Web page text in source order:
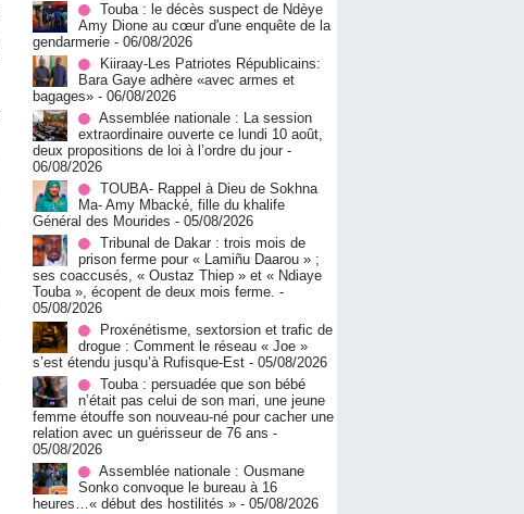
Touba : le décès suspect de Ndèye
Amy Dione au cœur d'une enquête de la
gendarmerie - 06/08/2026
Kiiraay-Les Patriotes Républicains:
Bara Gaye adhère «avec armes et
bagages» - 06/08/2026
Assemblée nationale : La session
extraordinaire ouverte ce lundi 10 août,
deux propositions de loi à l’ordre du jour -
06/08/2026
TOUBA- Rappel à Dieu de Sokhna
Ma- Amy Mbacké, fille du khalife
Général des Mourides - 05/08/2026
Tribunal de Dakar : trois mois de
prison ferme pour « Lamiñu Daarou » ;
ses coaccusés, « Oustaz Thiep » et « Ndiaye
Touba », écopent de deux mois ferme. -
05/08/2026
Proxénétisme, sextorsion et trafic de
drogue : Comment le réseau « Joe »
s’est étendu jusqu’à Rufisque-Est - 05/08/2026
Touba : persuadée que son bébé
n’était pas celui de son mari, une jeune
femme étouffe son nouveau-né pour cacher une
relation avec un guérisseur de 76 ans -
05/08/2026
Assemblée nationale : Ousmane
Sonko convoque le bureau à 16
heures…« début des hostilités » - 05/08/2026